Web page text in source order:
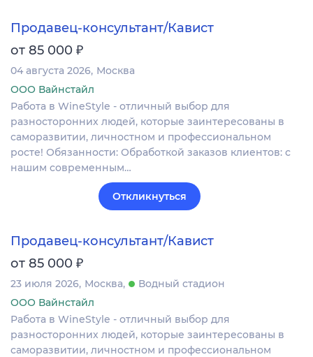
Продавец-консультант/Кавист
от 85 000 ₽
04 августа 2026 Москва
ООО Вайнстайл
Работа в WineStyle - отличный выбор для
разносторонних людей, которые заинтересованы в
саморазвитии, личностном и профессиональном
росте! Обязанности: Обработкой заказов клиентов: с
нашим современным…
Откликнуться
Продавец-консультант/Кавист
от 85 000 ₽
23 июля 2026 Москва
Водный стадион
ООО Вайнстайл
Работа в WineStyle - отличный выбор для
разносторонних людей, которые заинтересованы в
саморазвитии, личностном и профессиональном